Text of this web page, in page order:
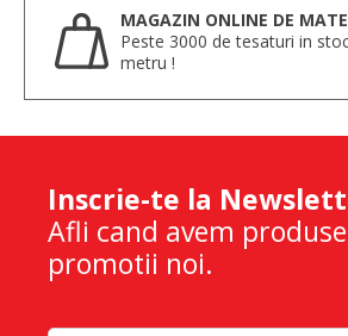
MAGAZIN ONLINE DE
Peste 3000 de tesaturi in
metru !
Inscrie-te la
Afli cand avem
promotii noi.